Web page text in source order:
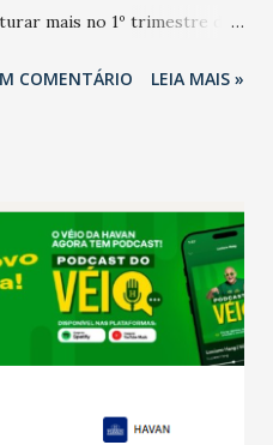
mais no 1º trimestre de
ano, 56% também
e pelo pagamento do 13º
de trabalhadores, já que o
dos anos recentes.
novembro de 2025, 40% dos
com lucro e outros 40%
Já o percentual de
em 19%, pouco abaixo
COMENTÁRIO LEIA MAIS »